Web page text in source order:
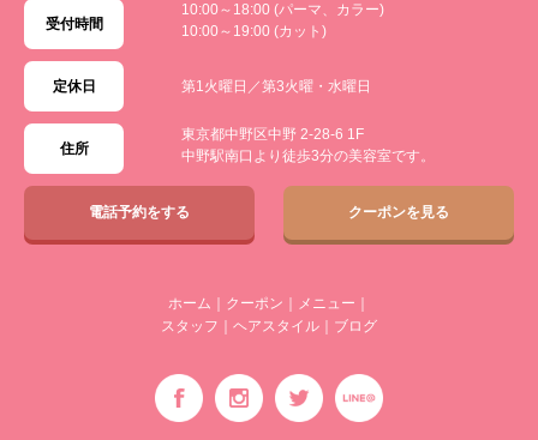
受付時間
10:00～18:00 (パーマ、カラー)
10:00～19:00 (カット)
定休日 第1火曜日／第3火曜・水曜日
住所
東京都中野区中野 2-28-6 1F
中野駅南口より徒歩3分の美容室です。
電話予約をする クーポンを見る
ホーム クーポン メニュー
スタッフ
ヘアスタイル ブログ